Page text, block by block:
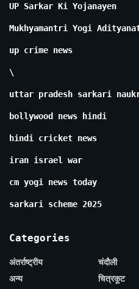
UP Sarkar Ki Yojanayen
Mukhyamantri Yogi
up crime news
\
uttar pradesh sarkari
bollywood news hindi
hindi cricket news
iran israel war
cm yogi news today
sarkari scheme 2025
Categories
अंतर्राष्ट्रीय
अन्य
चंदौली
चित्रकूट